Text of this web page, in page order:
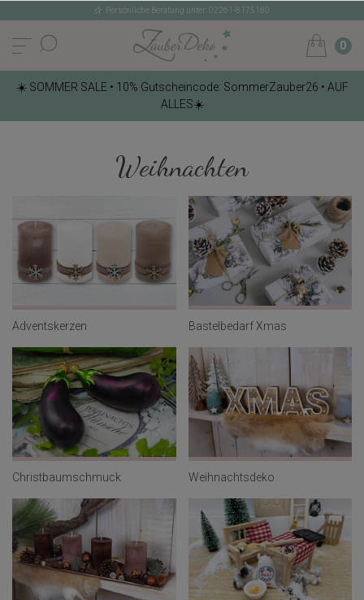
Persönliche Beratung unter: 02261-8175180
0
☀️ SOMMER SALE • 10% Gutscheincode: SommerZauber26 • AUF
ALLES☀️
Weihnachten
Adventskerzen Bastelbedarf Xmas
Christbaumschmuck Weihnachtsdeko